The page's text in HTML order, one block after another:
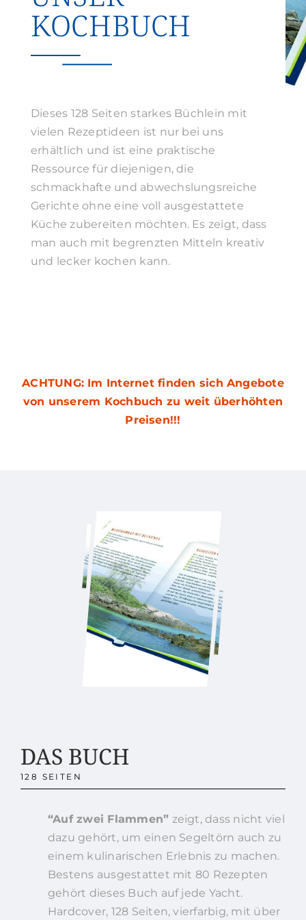
Suche
nach:
KOCHBUCH
Dieses 128 Seiten starkes Büchlein mit
vielen Rezeptideen ist nur bei uns
erhältlich und ist eine praktische
Ressource für diejenigen, die
schmackhafte und abwechslungsreiche
Gerichte ohne eine voll ausgestattete
Küche zubereiten möchten. Es zeigt, dass
man auch mit begrenzten Mitteln kreativ
und lecker kochen kann.
ACHTUNG: Im Internet finden sich Angebote
von unserem Kochbuch zu weit überhöhten
Preisen!!!
DAS BUCH
128 SEITEN
“Auf zwei Flammen” zeigt, dass nicht viel
dazu gehört, um einen Segeltörn auch zu
einem kulinarischen Erlebnis zu machen.
Bestens ausgestattet mit 80 Rezepten
gehört dieses Buch auf jede Yacht.
Hardcover, 128 Seiten, vierfarbig, mit über